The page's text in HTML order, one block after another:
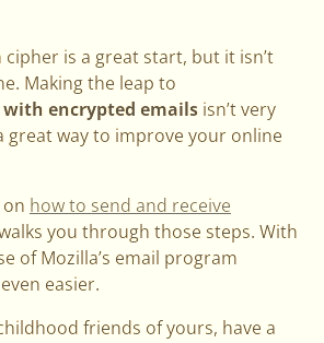
cipher is a great start, but it isn’t
Making the leap to
encrypted emails isn’t very
great way to improve your online
how to send and receive
you through those steps. With
of Mozilla’s email program
easier.
friends of yours, have a